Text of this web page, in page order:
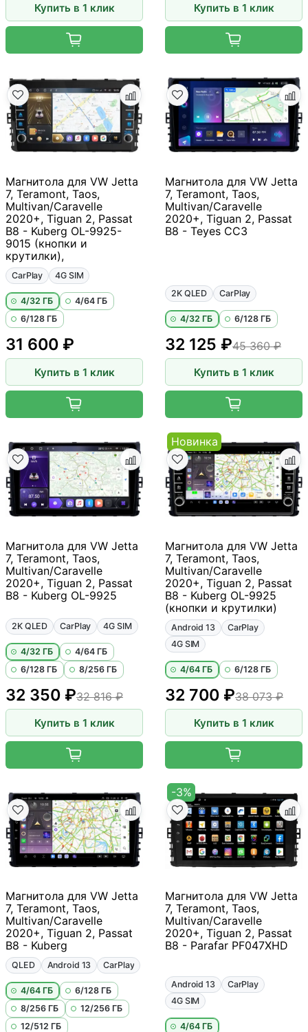
Купить в 1 клик Купить в 1 клик
Магнитола для VW Jetta
7, Teramont, Taos,
Multivan/Caravelle
2020+, Tiguan 2, Passat
B8 - Kuberg OL-9925-
9015 (кнопки и
крутилки),
CarPlay 4G SIM
4/32 ГБ
4/64 ГБ
6/128 ГБ
31 600 ₽
Купить в 1 клик
Магнитола для VW Jetta
7, Teramont, Taos,
Multivan/Caravelle
2020+, Tiguan 2, Passat
B8 - Teyes CC3
2K QLED CarPlay
4/32 ГБ 6/128 ГБ
32 125 ₽45 360 ₽
Купить в 1 клик
Магнитола для VW Jetta
7, Teramont, Taos,
Multivan/Caravelle
2020+, Tiguan 2, Passat
B8 - Kuberg OL-9925
2K QLED CarPlay 4G SIM
4/32 ГБ
4/64 ГБ
6/128 ГБ
8/256 ГБ
32 350 ₽32 816 ₽
Купить в 1 клик
Новинка
Магнитола для VW Jetta
7, Teramont, Taos,
Multivan/Caravelle
2020+, Tiguan 2, Passat
B8 - Kuberg OL-9925
(кнопки и крутилки)
Android 13
CarPlay
4G SIM
4/64 ГБ 6/128 ГБ
32 700 ₽38 073 ₽
Купить в 1 клик
Магнитола для VW Jetta
7, Teramont, Taos,
Multivan/Caravelle
2020+, Tiguan 2, Passat
B8 - Kuberg
QLED Android 13 CarPlay
4/64 ГБ
6/128 ГБ
8/256 ГБ
12/256 ГБ
12/512 ГБ
-3%
Магнитола для VW Jetta
7, Teramont, Taos,
Multivan/Caravelle
2020+, Tiguan 2, Passat
B8 - Parafar PF047XHD
Android 13
CarPlay
4G SIM
4/64 ГБ